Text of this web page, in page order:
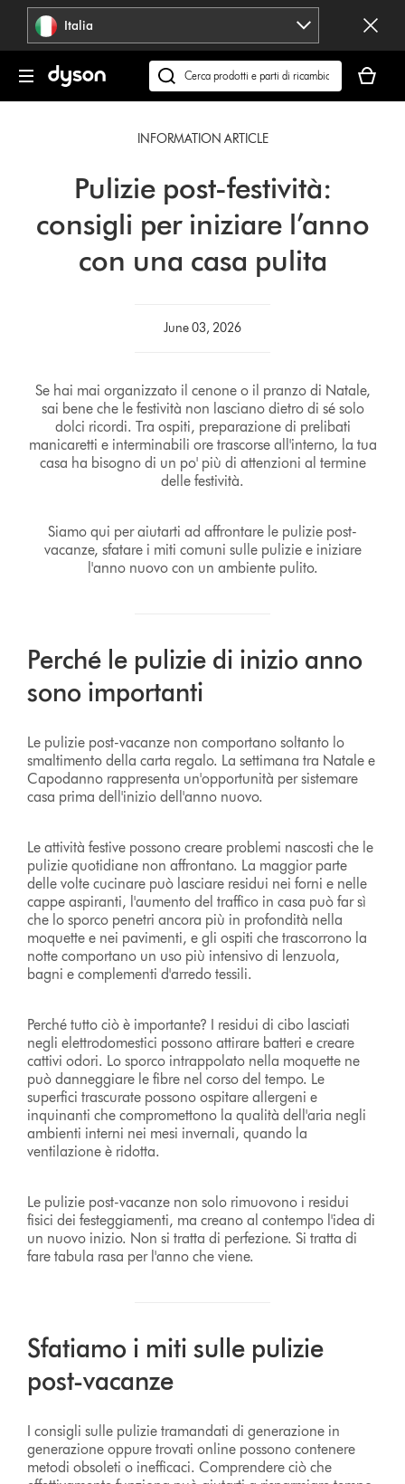
navigazione Italia
Cerca
su
carrello
è
INFORMATION ARTICLE
Pulizie post-festività:
consigli per iniziare l’anno
con una casa pulita
June 03, 2026
Se hai mai organizzato il cenone o il pranzo di Natale,
sai bene che le festività non lasciano dietro di sé solo
dolci ricordi. Tra ospiti, preparazione di prelibati
manicaretti e interminabili ore trascorse all'interno, la tua
casa ha bisogno di un po' più di attenzioni al termine
delle festività.
Siamo qui per aiutarti ad affrontare le pulizie post-
vacanze, sfatare i miti comuni sulle pulizie e iniziare
l'anno nuovo con un ambiente pulito.
Perché le pulizie di inizio anno
sono importanti
Le pulizie post-vacanze non comportano soltanto lo
smaltimento della carta regalo. La settimana tra Natale e
Capodanno rappresenta un'opportunità per sistemare
casa prima dell'inizio dell'anno nuovo.
Le attività festive possono creare problemi nascosti che le
pulizie quotidiane non affrontano. La maggior parte
delle volte cucinare può lasciare residui nei forni e nelle
cappe aspiranti, l'aumento del traffico in casa può far sì
che lo sporco penetri ancora più in profondità nella
moquette e nei pavimenti, e gli ospiti che trascorrono la
notte comportano un uso più intensivo di lenzuola,
bagni e complementi d'arredo tessili.
Perché tutto ciò è importante? I residui di cibo lasciati
negli elettrodomestici possono attirare batteri e creare
cattivi odori. Lo sporco intrappolato nella moquette ne
può danneggiare le fibre nel corso del tempo. Le
superfici trascurate possono ospitare allergeni e
inquinanti che compromettono la qualità dell'aria negli
ambienti interni nei mesi invernali, quando la
ventilazione è ridotta.
Le pulizie post-vacanze non solo rimuovono i residui
fisici dei festeggiamenti, ma creano al contempo l'idea di
un nuovo inizio. Non si tratta di perfezione. Si tratta di
fare tabula rasa per l'anno che viene.
Sfatiamo i miti sulle pulizie
post-vacanze
I consigli sulle pulizie tramandati di generazione in
generazione oppure trovati online possono contenere
metodi obsoleti o inefficaci. Comprendere ciò che